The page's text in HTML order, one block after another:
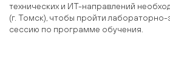
технических и ИТ-направлений
(г. Томск), чтобы пройти
сессию по программе обучения.